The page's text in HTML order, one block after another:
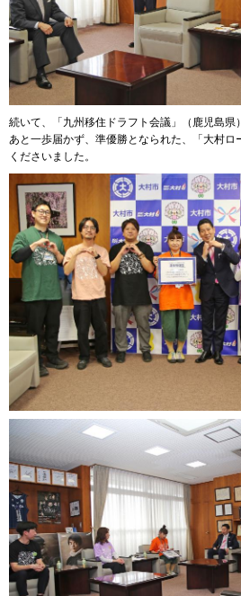
続いて、「九州移住ドラフト会議」（鹿児島県
あと一歩届かず、準優勝となられた、「大村ロ
くださいました。